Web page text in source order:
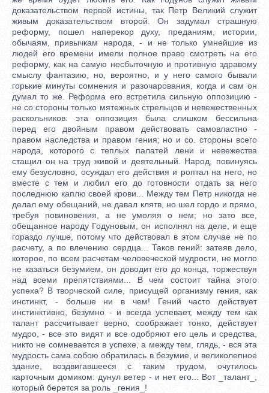
доказательством первой истины, так Петр Великий служит
живым доказательством второй. Он задумал страшную
реформу, пошел наперекор духу, преданиям, истории,
обычаям, привычкам народа, - и не только умнейшие из
людей его времени имели полное право смотреть на его
реформу, как на самую несбыточную и противную здравому
смыслу фантазию, но, вероятно, и у него самого бывали
горькие минуты сомнения и разочарования, когда и сам он
думал то же. Реформа его встретила сильную оппозицию -
не со стороны только мятежных стрельцов и невежественных
раскольников: эта оппозиция была слишком бессильна
перед его двойным правом действовать самовластно -
правом наследства и правом гения; но и со. стороны всего
народа, которого с теплых палатей лени и невежества
стащил он на труд живой и деятельный. Народ, повинуясь
ему безусловно, осуждал его действия и роптал на него, но
вместе с тем и любил его до готовности отдать за него
последнюю каплю своей крови... Между тем Петр никогда не
делал ему обещаний, не давал клятв, но шел гордо и прямо,
требуя повиновения, а не умоляя о нем; но зато все,
обещанное народу Годуновым, он исполнял на деле, и еще
гораздо лучше, потому что действовал в этом случае не по
расчету, а по влечению сердца... Таков гений: затеяв дело,
которое, по всем расчетам человеческой мудрости, не могло
не казаться безумием, он доводит его до конца, торжествуя
над всеми препятствиями... В чем состоит тайна этого
успеха? В творческой силе, присущей организму гения, как
инстинкт, - больше ни в чем! Гений часто действует
инстинктивно, безумно - и всегда успевает, между тем как
талант рассчитывает верно, соображает тонко, действует
мудро, - все это видят и все одобряют его цель и средства,
никто не сомневается в успехе, а между тем, глядь, - вся эта
мудрость сама собою обратилась в безумие, и великолепное
здание, воздвигавшееся с таким трудом, очутилось
карточным домиком: дунул ветер - и нет его... Вот _талант_,
который берется за роль _гения_!